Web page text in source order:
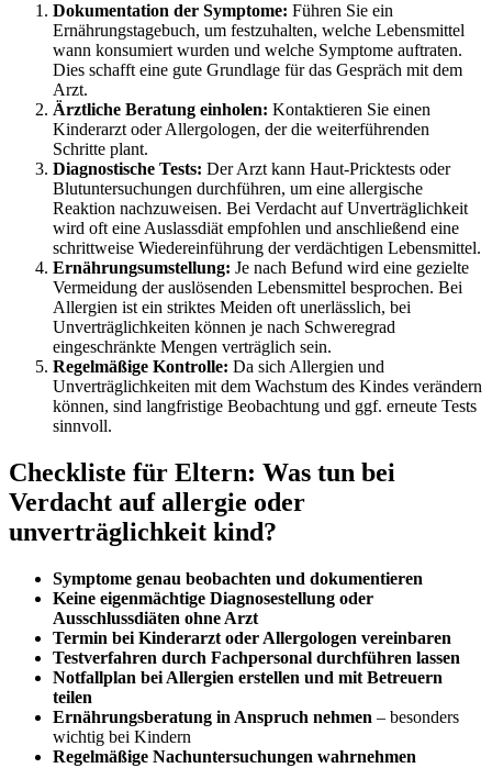
Dokumentation der Symptome: Führen Sie ein
Ernährungstagebuch, um festzuhalten, welche Lebensmittel
wann konsumiert wurden und welche Symptome auftraten.
Dies schafft eine gute Grundlage für das Gespräch mit dem
Arzt.
Ärztliche Beratung einholen: Kontaktieren Sie einen
Kinderarzt oder Allergologen, der die weiterführenden
Schritte plant.
Diagnostische Tests: Der Arzt kann Haut-Pricktests oder
Blutuntersuchungen durchführen, um eine allergische
Reaktion nachzuweisen. Bei Verdacht auf Unverträglichkeit
wird oft eine Auslassdiät empfohlen und anschließend eine
schrittweise Wiedereinführung der verdächtigen Lebensmittel.
Ernährungsumstellung: Je nach Befund wird eine gezielte
Vermeidung der auslösenden Lebensmittel besprochen. Bei
Allergien ist ein striktes Meiden oft unerlässlich, bei
Unverträglichkeiten können je nach Schweregrad
eingeschränkte Mengen verträglich sein.
Regelmäßige Kontrolle: Da sich Allergien und
Unverträglichkeiten mit dem Wachstum des Kindes verändern
können, sind langfristige Beobachtung und ggf. erneute Tests
sinnvoll.
Checkliste für Eltern: Was tun bei
Verdacht auf allergie oder
unverträglichkeit kind?
Symptome genau beobachten und dokumentieren
Keine eigenmächtige Diagnosestellung oder
Ausschlussdiäten ohne Arzt
Termin bei Kinderarzt oder Allergologen vereinbaren
Testverfahren durch Fachpersonal durchführen lassen
Notfallplan bei Allergien erstellen und mit Betreuern
teilen
Ernährungsberatung in Anspruch nehmen – besonders
wichtig bei Kindern
Regelmäßige Nachuntersuchungen wahrnehmen